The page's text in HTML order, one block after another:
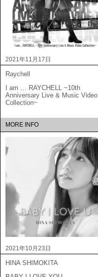
2021年11月17日
Raychell
I am … RAYCHELL ~10th
Anniversary Live & Music Video
Collection~
MORE INFO
2021年10月23日
HINA SHIMOKITA